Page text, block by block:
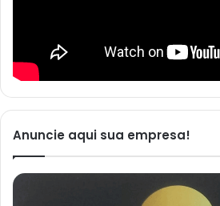
Anuncie aqui sua empresa!